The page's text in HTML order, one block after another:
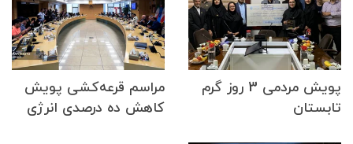
پویش مردمی 3 روز گرم
تابستان
مراسم قرعه‌کشی پویش
کاهش ده درصدی انرژی